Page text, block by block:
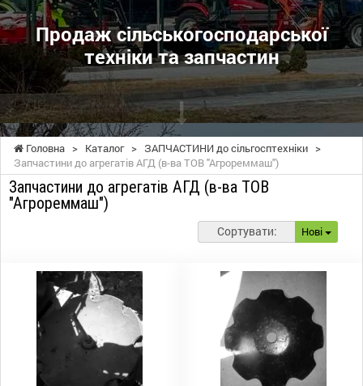
Продаж сільськогосподарської
техніки та запчастин
Головна > Каталог > ЗАПЧАСТИНИ до сільгосптехніки >
Запчастини до агрегатів АГД (в-ва ТОВ "Агрореммаш")
Запчастини до агрегатів АГД (в-ва ТОВ
"Агрореммаш")
Сортувати: Нові